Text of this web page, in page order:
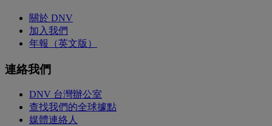
關於 DNV
加入我們
年報（英文版）
連絡我們
DNV 台灣辦公室
查找我們的全球據點
媒體連絡人